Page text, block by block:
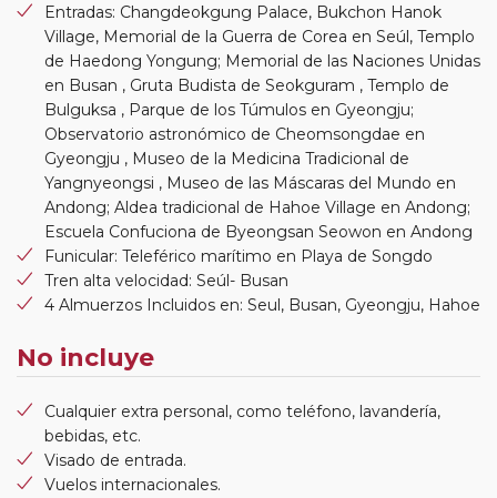
Entradas: Changdeokgung Palace, Bukchon Hanok
Village, Memorial de la Guerra de Corea en Seúl, Templo
de Haedong Yongung; Memorial de las Naciones Unidas
en Busan , Gruta Budista de Seokguram , Templo de
Bulguksa , Parque de los Túmulos en Gyeongju;
Observatorio astronómico de Cheomsongdae en
Gyeongju , Museo de la Medicina Tradicional de
Yangnyeongsi , Museo de las Máscaras del Mundo en
Andong; Aldea tradicional de Hahoe Village en Andong;
Escuela Confuciona de Byeongsan Seowon en Andong
Funicular: Teleférico marítimo en Playa de Songdo
Tren alta velocidad: Seúl- Busan
4 Almuerzos Incluidos en: Seul, Busan, Gyeongju, Hahoe
No incluye
Cualquier extra personal, como teléfono, lavandería,
bebidas, etc.
Visado de entrada.
Vuelos internacionales.